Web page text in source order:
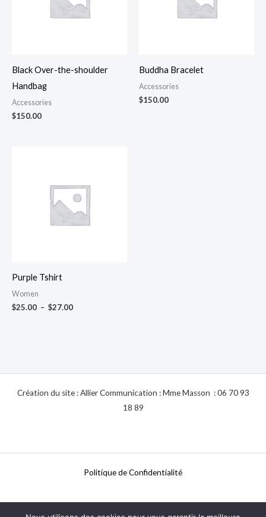
Black Over-the-shoulder
Handbag
Accessories
$150.00
Buddha Bracelet
Accessories
$150.00
Purple Tshirt
Women
$25.00 – $27.00
à
$27.00
Création du site : Allier Communication : Mme Masson : 06 70 93
18 89
Politique de Confidentialité